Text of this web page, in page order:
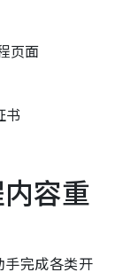
页面
书
容重
手完成各类开